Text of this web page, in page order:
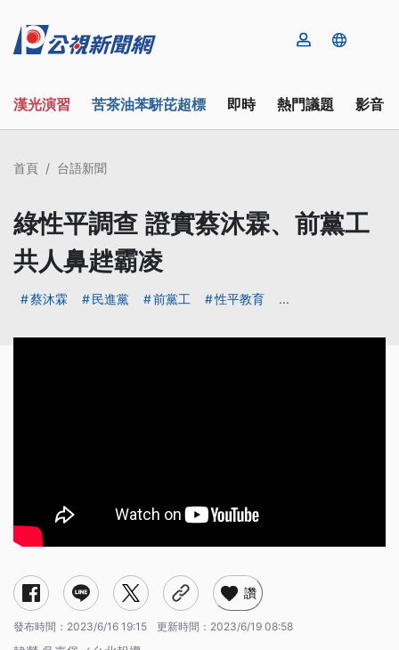
漢光演習 苦茶油苯駢芘超標 即時 熱門議題 影音
首頁 台語新聞
綠性平調查 證實蔡沐霖、前黨工
共人鼻趖霸凌
蔡沐霖 民進黨 前黨工 性平教育 ...
讚
發布時間： 2023/6/16 19:15 更新時間： 2023/6/19 08:58